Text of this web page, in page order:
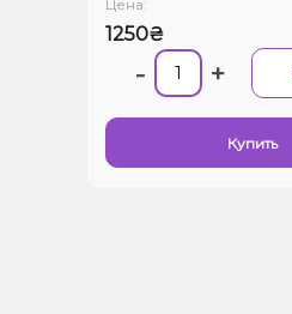
Цена:
1250₴
- +
Купить